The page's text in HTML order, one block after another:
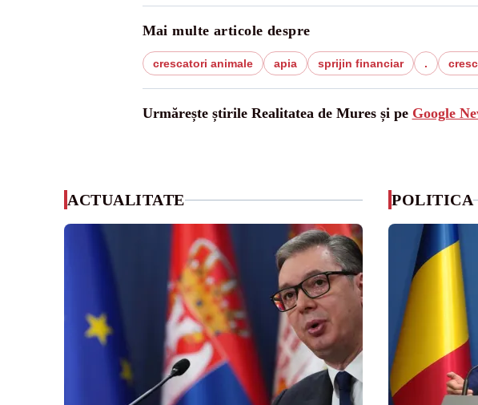
Mai multe articole despre
crescatori animale apia sprijin financiar .
Urmărește știrile Realitatea de Mures și pe Google
ACTUALITATE POLITICA